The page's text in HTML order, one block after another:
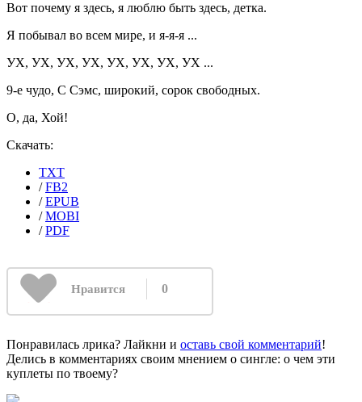
Вот почему я здесь, я люблю быть здесь, детка.
Я побывал во всем мире, и я-я-я ...
УХ, УХ, УХ, УХ, УХ, УХ, УХ, УХ ...
9-е чудо, C Сэмс, широкий, сорок свободных.
О, да, Хой!
Скачать:
TXT
/FB2
/EPUB
/MOBI
/PDF
Нравится 0
Понравилась лрика? Лайкни и оставь свой комментарий!
Делись в комментариях своим мнением о сингле: о чем эти
куплеты по твоему?